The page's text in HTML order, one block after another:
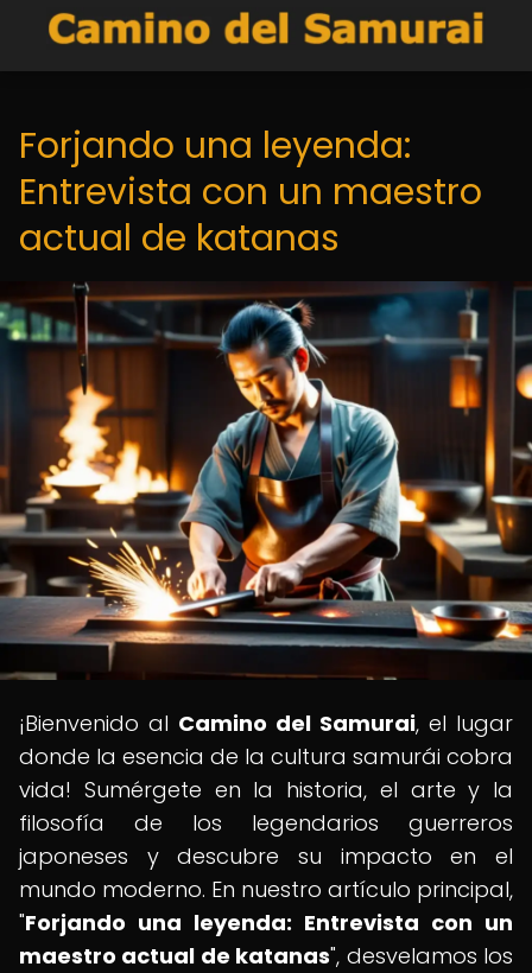
Forjando una leyenda:
Entrevista con un maestro
actual de katanas
¡Bienvenido al Camino del Samurai, el lugar
donde la esencia de la cultura samurái cobra
vida! Sumérgete en la historia, el arte y la
filosofía de los legendarios guerreros
japoneses y descubre su impacto en el
mundo moderno. En nuestro artículo principal,
"Forjando una leyenda: Entrevista con un
maestro actual de katanas", desvelamos los